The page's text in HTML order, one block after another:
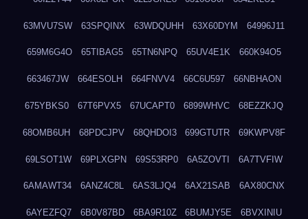
63MVU7SW 63SPQINX 63WDQUHH 63X60DYM 64996J11
659M6G4O 65TIBAG5 65TN6NPQ 65UV4E1K 660K94O5
663467JW 664ESOLH 664FNVV4 66C6U597 66NBHAON
675YBKS0 67T6PVX5 67UCAPT0 6899WHVC 68EZZKJQ
68OMB6UH 68PDCJPV 68QHDOI3 699GTUTR 69KWPV8F
69LSOT1W 69PLXGPN 69S53RP0 6A5ZOVTI 6A7TVFIW
6AMAWT34 6ANZ4C8L 6AS3LJQ4 6AX21SAB 6AX80CNX
6AYEZFQ7 6B0V87BD 6BA9R10Z 6BUMJY5E 6BVXINIU